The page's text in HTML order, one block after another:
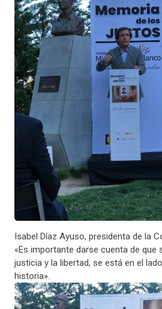
Isabel Díaz Ayuso, presidenta de la
«Es importante darse cuenta de que
justicia y la libertad, se está en el
historia».